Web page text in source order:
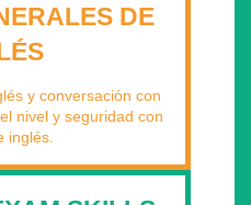
DE
y conversación con
nivel y seguridad con
inglés.